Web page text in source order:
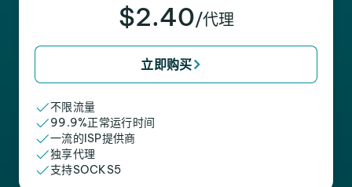
$2.40/代理
立即购买
不限流量
99.9%正常运行时间
一流的ISP提供商
独享代理
支持SOCKS5